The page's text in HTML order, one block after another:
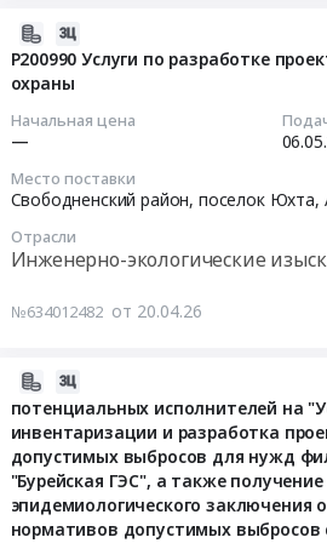
2026-
P200990 Услуги по разработке
охраны
Начальная цена
—
Место поставки
Свободненский район, поселок Юхта,
Отрасли
Инженерно-экологические
№634012482 от 20.04.26
потенциальных исполнителей на
инвентаризации и разработка
допустимых выбросов для нужд
"Бурейская ГЭС", а также
эпидемиологического заключения
нормативов допустимых выбросов